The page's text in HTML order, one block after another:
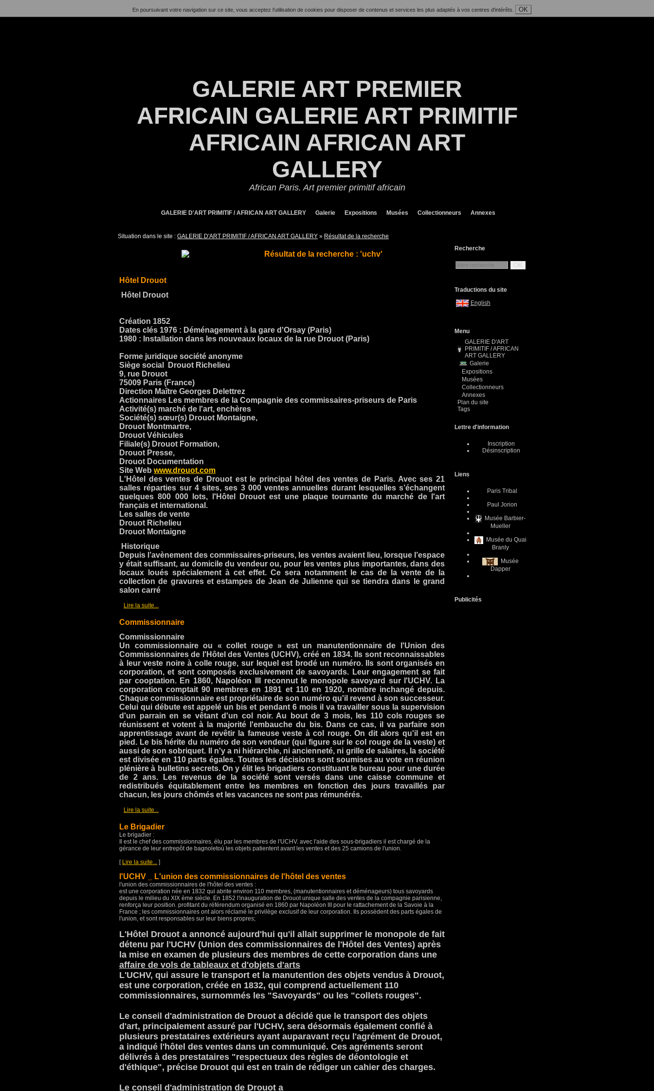
En poursuivant votre navigation sur ce site, vous acceptez l’utilisation de cookies pour disposer de contenus et services les plus adaptés à vos centres d'intérêts. OK
GALERIE ART PREMIER
AFRICAIN GALERIE ART PRIMITIF
AFRICAIN AFRICAN ART
GALLERY
African Paris. Art premier primitif africain
GALERIE D'ART PRIMITIF / AFRICAN ART GALLERY Galerie Expositions Musées Collectionneurs Annexes
Situation dans le site : GALERIE D'ART PRIMITIF / AFRICAN ART GALLERY » Résultat de la recherche
Résultat de la recherche : 'uchv'
Hôtel Drouot
Hôtel Drouot
Création 1852
Dates clés 1976 : Déménagement à la gare d'Orsay (Paris)
1980 : Installation dans les nouveaux locaux de la rue Drouot (Paris)
Forme juridique société anonyme
Siège social Drouot Richelieu
9, rue Drouot
75009 Paris (France)
Direction Maître Georges Delettrez
Actionnaires Les membres de la Compagnie des commissaires-priseurs de Paris
Activité(s) marché de l'art, enchères
Société(s) sœur(s) Drouot Montaigne,
Drouot Montmartre,
Drouot Véhicules
Filiale(s) Drouot Formation,
Drouot Presse,
Drouot Documentation
Site Web www.drouot.com
L'Hôtel des ventes de Drouot est le principal hôtel des ventes de Paris. Avec ses 21
salles réparties sur 4 sites, ses 3 000 ventes annuelles durant lesquelles s’échangent
quelques 800 000 lots, l'Hôtel Drouot est une plaque tournante du marché de l'art
français et international.
Les salles de vente
Drouot Richelieu
Drouot Montaigne
Historique
Depuis l’avènement des commissaires-priseurs, les ventes avaient lieu, lorsque l’espace
y était suffisant, au domicile du vendeur ou, pour les ventes plus importantes, dans des
locaux loués spécialement à cet effet. Ce sera notamment le cas de la vente de la
collection de gravures et estampes de Jean de Julienne qui se tiendra dans le grand
salon carré
Lire la suite...
Commissionnaire
Commissionnaire
Un commissionnaire ou « collet rouge » est un manutentionnaire de l'Union des
Commissionnaires de l'Hôtel des Ventes (UCHV), créé en 1834. Ils sont reconnaissables
à leur veste noire à colle rouge, sur lequel est brodé un numéro. Ils sont organisés en
corporation, et sont composés exclusivement de savoyards. Leur engagement se fait
par cooptation. En 1860, Napoléon III reconnut le monopole savoyard sur l'UCHV. La
corporation comptait 90 membres en 1891 et 110 en 1920, nombre inchangé depuis.
Chaque commissionnaire est propriétaire de son numéro qu'il revend à son successeur.
Celui qui débute est appelé un bis et pendant 6 mois il va travailler sous la supervision
d'un parrain en se vêtant d'un col noir. Au bout de 3 mois, les 110 cols rouges se
réunissent et votent à la majorité l'embauche du bis. Dans ce cas, il va parfaire son
apprentissage avant de revêtir la fameuse veste à col rouge. On dit alors qu'il est en
pied. Le bis hérite du numéro de son vendeur (qui figure sur le col rouge de la veste) et
aussi de son sobriquet. Il n'y a ni hiérarchie, ni ancienneté, ni grille de salaires, la société
est divisée en 110 parts égales. Toutes les décisions sont soumises au vote en réunion
plénière à bulletins secrets. On y élit les brigadiers constituant le bureau pour une durée
de 2 ans. Les revenus de la société sont versés dans une caisse commune et
redistribués équitablement entre les membres en fonction des jours travaillés par
chacun, les jours chômés et les vacances ne sont pas rémunérés.
Lire la suite...
Le Brigadier
Le brigadier :
Il est le chef des commissionnaires, élu par les membres de l'UCHV. avec l'aide des sous-brigadiers il est chargé de la
gérance de leur entrepôt de bagnoletoù les objets patientent avant les ventes et des 25 camions de l'union.
[ Lire la suite... ]
l'UCHV _ L'union des commissionnaires de l'hôtel des ventes
l'union des commissionnaires de l'hôtel des ventes :
est une corporation née en 1832 qui abrite environ 110 membres, (manutentionnaires et déménageurs) tous savoyards
depuis le milieu du XIX ème siècle. En 1852 l'inauguration de Drouot unique salle des ventes de la compagnie parisienne,
renforça leur position. profitant du référendum organisé en 1860 par Napoléon III pour le rattachement de la Savoie à la
France ; les commissionnaires ont alors réclamé le privilège exclusif de leur corporation. Ils possèdent des parts égales de
l'union, et sont responsables sur leur biens propres;
L'Hôtel Drouot a annoncé aujourd'hui qu'il allait supprimer le monopole de fait
détenu par l'UCHV (Union des commissionnaires de l'Hôtel des Ventes) après
la mise en examen de plusieurs des membres de cette corporation dans une
affaire de vols de tableaux et d'objets d'arts
L'UCHV, qui assure le transport et la manutention des objets vendus à Drouot,
est une corporation, créée en 1832, qui comprend actuellement 110
commissionnaires, surnommés les "Savoyards" ou les "collets rouges".
Le conseil d'administration de Drouot a décidé que le transport des objets
d'art, principalement assuré par l'UCHV, sera désormais également confié à
plusieurs prestataires extérieurs ayant auparavant reçu l'agrément de Drouot,
a indiqué l'hôtel des ventes dans un communiqué. Ces agréments seront
délivrés à des prestataires "respectueux des règles de déontologie et
d'éthique", précise Drouot qui est en train de rédiger un cahier des charges.
Le conseil d'administration de Drouot a
Recherche
OK
Traductions du site
English
Menu
GALERIE D'ART
PRIMITIF / AFRICAN
ART GALLERY
Galerie
Expositions
Musées
Collectionneurs
Annexes
Plan du site
Tags
Lettre d'information
Inscription
Désinscription
Liens
Paris Tribal
Paul Jorion
Musée Barbier-
Mueller
Musée du Quai
Branly
Musée
Dapper
Publicités